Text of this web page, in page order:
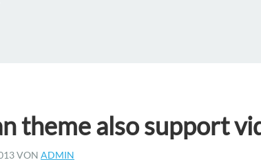
theme also support
VON ADMIN